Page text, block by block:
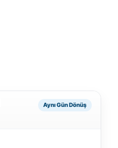
Aynı Gün Dönüş